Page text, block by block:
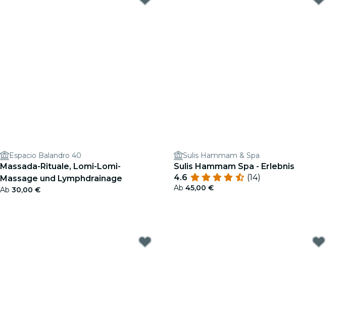
Espacio Balandro 40
Massada-Rituale, Lomi-Lomi-
Massage und Lymphdrainage
Ab 30,00 €
Sulis Hammam & Spa
Sulis Hammam Spa - Erlebnis
4.6
(14)
Ab 45,00 €